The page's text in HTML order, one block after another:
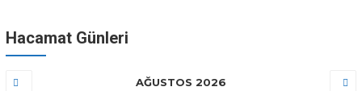
Hacamat Günleri
AĞUSTOS 2026